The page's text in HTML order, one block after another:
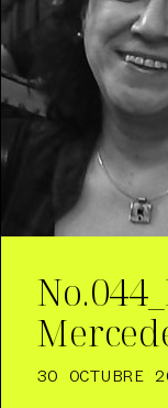
30 OCTUBRE